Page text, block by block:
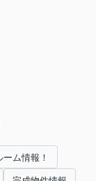
ム情報！